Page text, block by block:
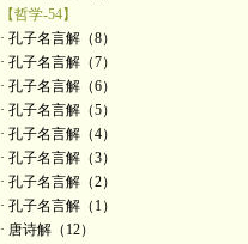
【哲学-54】
· 孔子名言解（8）
· 孔子名言解（7）
· 孔子名言解（6）
· 孔子名言解（5）
· 孔子名言解（4）
· 孔子名言解（3）
· 孔子名言解（2）
· 孔子名言解（1）
· 唐诗解（12）